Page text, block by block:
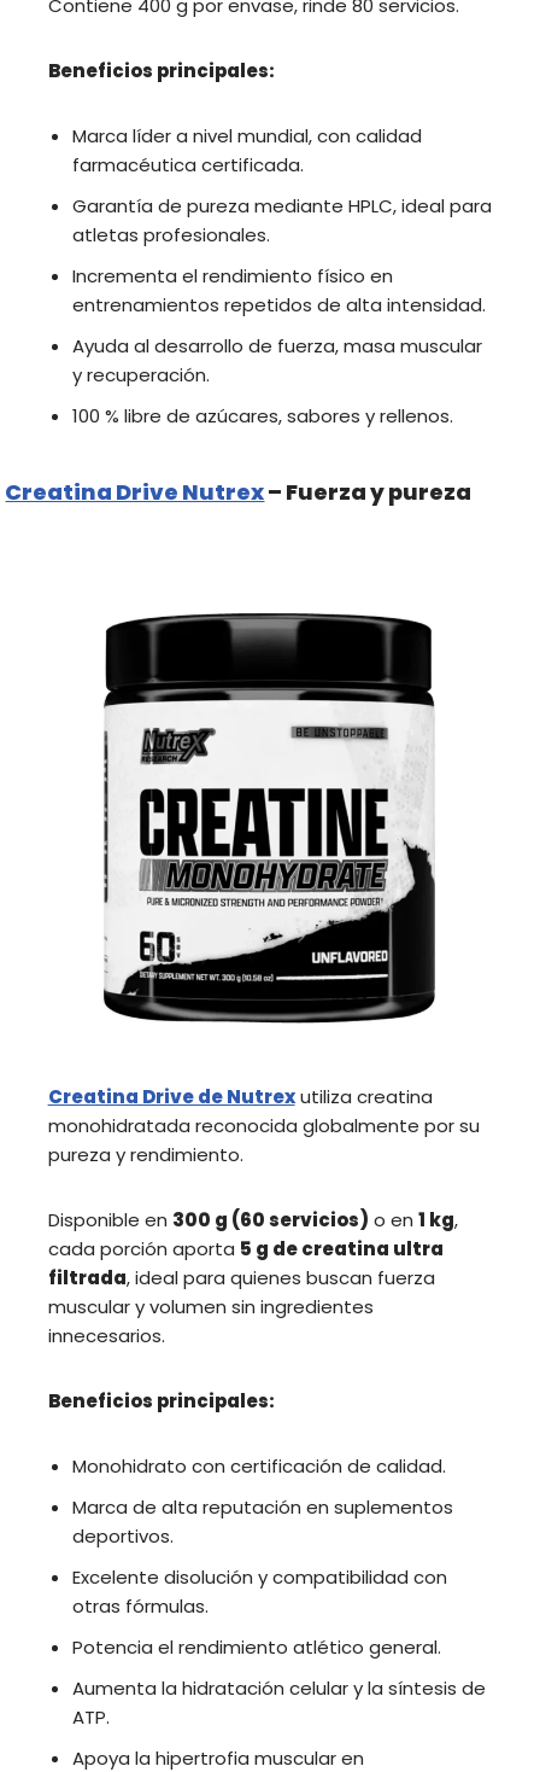
Contiene 400 g por envase, rinde 80 servicios.
Beneficios principales:
Marca líder a nivel mundial, con calidad
farmacéutica certificada.
Garantía de pureza mediante HPLC, ideal para
atletas profesionales.
Incrementa el rendimiento físico en
entrenamientos repetidos de alta intensidad.
Ayuda al desarrollo de fuerza, masa muscular
y recuperación.
100 % libre de azúcares, sabores y rellenos.
Creatina Drive Nutrex– Fuerza y pureza
Creatina Drive de Nutrexutiliza creatina
monohidratada reconocida globalmente por su
pureza y rendimiento.
Disponible en 300 g (60 servicios) o en 1 kg,
cada porción aporta 5 g de creatina ultra
filtrada, ideal para quienes buscan fuerza
muscular y volumen sin ingredientes
innecesarios.
Beneficios principales:
Monohidrato con certificación de calidad.
Marca de alta reputación en suplementos
deportivos.
Excelente disolución y compatibilidad con
otras fórmulas.
Potencia el rendimiento atlético general.
Aumenta la hidratación celular y la síntesis de
ATP.
Apoya la hipertrofia muscular en